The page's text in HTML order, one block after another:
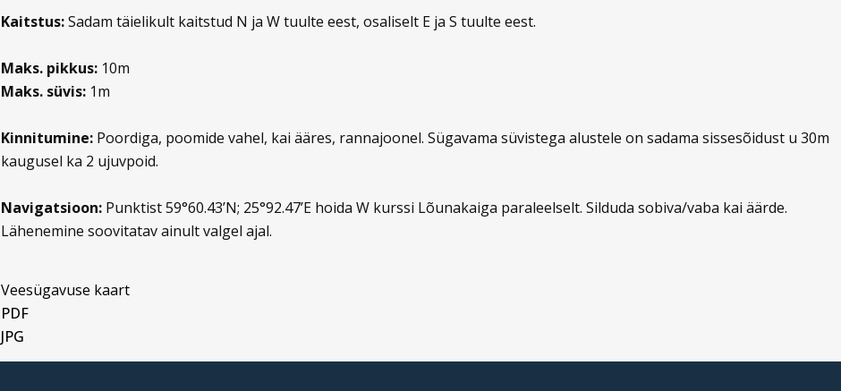
Kaitstus:Sadam täielikult kaitstud N ja W tuulte eest, osaliselt E ja S tuulte eest.
Maks. pikkus:10m
Maks. süvis:1m
Kinnitumine:Poordiga, poomide vahel, kai ääres, rannajoonel. Sügavama süvistega alustele on sadama sissesõidust u 30m
kaugusel ka 2 ujuvpoid.
Navigatsioon:Punktist 59°60.43’N; 25°92.47’E hoida W kurssi Lõunakaiga paraleelselt. Silduda sobiva/vaba kai äärde.
Lähenemine soovitatav ainult valgel ajal.
Veesügavuse kaart
PDF
JPG